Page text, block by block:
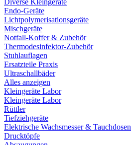
Diverse Kleingeräte
Endo-Geräte
Lichtpolymerisationsgeräte
Mischgeräte
Notfall-Koffer & Zubehör
Thermodesinfektor-Zubehör
Stuhlauflagen
Ersatzteile Praxis
Ultraschallbäder
Alles anzeigen
Kleingeräte Labor
Kleingeräte Labor
Rüttler
Tiefziehgeräte
Elektrische Wachsmesser & Tauchdosen
Drucktöpfe